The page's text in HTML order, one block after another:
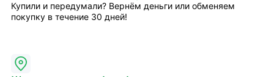
Купили и передумали? Вернём деньги или обменяем
покупку в течение 30 дней!